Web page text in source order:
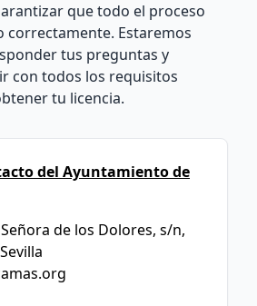
que todo el proceso
correctamente. Estaremos
tus preguntas y
con todos los requisitos
tu licencia.
del Ayuntamiento de
de los Dolores, s/n,